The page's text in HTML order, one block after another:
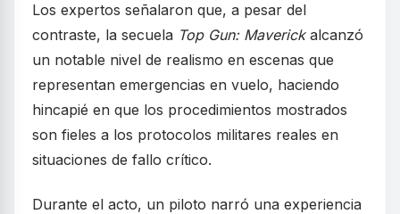
Los expertos señalaron que, a pesar del
contraste, la secuela Top Gun: Maverickalcanzó
un notable nivel de realismo en escenas que
representan emergencias en vuelo, haciendo
hincapié en que los procedimientos mostrados
son fieles a los protocolos militares reales en
situaciones de fallo crítico.
Durante el acto, un piloto narró una experiencia